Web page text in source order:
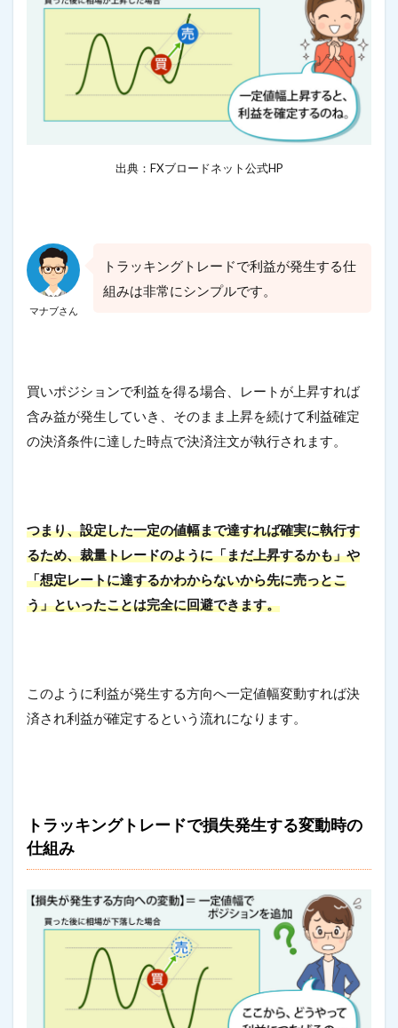
出典：FXブロードネット公式HP
マナブさん
トラッキングトレードで利益が発生する仕
組みは非常にシンプルです。
買いポジションで利益を得る場合、レートが上昇すれば
含み益が発生していき、そのまま上昇を続けて利益確定
の決済条件に達した時点で決済注文が執行されます。
つまり、設定した一定の値幅まで達すれば確実に執行す
るため、裁量トレードのように「まだ上昇するかも」や
「想定レートに達するかわからないから先に売っとこ
う」といったことは完全に回避できます。
このように利益が発生する方向へ一定値幅変動すれば決
済され利益が確定するという流れになります。
トラッキングトレードで損失発生する変動時の
仕組み